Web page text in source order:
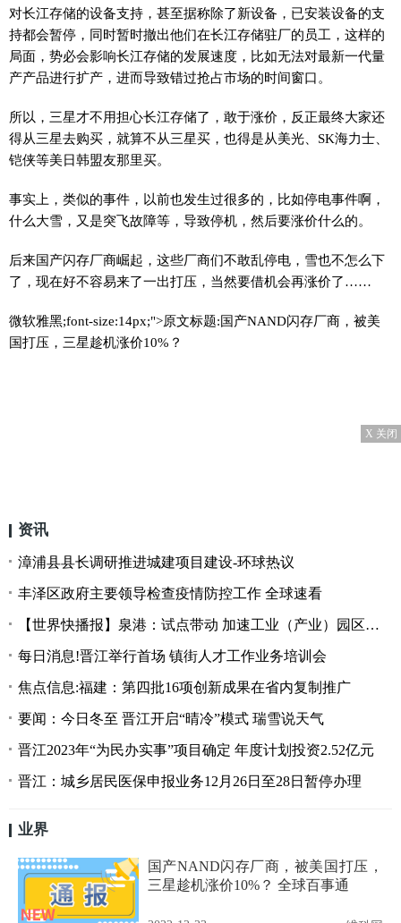
对长江存储的设备支持，甚至据称除了新设备，已安装设备的支
持都会暂停，同时暂时撤出他们在长江存储驻厂的员工，这样的
局面，势必会影响长江存储的发展速度，比如无法对最新一代量
产产品进行扩产，进而导致错过抢占市场的时间窗口。
所以，三星才不用担心长江存储了，敢于涨价，反正最终大家还
得从三星去购买，就算不从三星买，也得是从美光、SK海力士、
铠侠等美日韩盟友那里买。
事实上，类似的事件，以前也发生过很多的，比如停电事件啊，
什么大雪，又是突飞故障等，导致停机，然后要涨价什么的。
后来国产闪存厂商崛起，这些厂商们不敢乱停电，雪也不怎么下
了，现在好不容易来了一出打压，当然要借机会再涨价了……
微软雅黑;font-size:14px;">原文标题:国产NAND闪存厂商，被美
国打压，三星趁机涨价10%？
X 关闭
资讯
漳浦县县长调研推进城建项目建设-环球热议
丰泽区政府主要领导检查疫情防控工作 全球速看
【世界快播报】泉港：试点带动 加速工业（产业）园区标准化建设
每日消息!晋江举行首场 镇街人才工作业务培训会
焦点信息:福建：第四批16项创新成果在省内复制推广
要闻：今日冬至 晋江开启“晴冷”模式 瑞雪说天气
晋江2023年“为民办实事”项目确定 年度计划投资2.52亿元
晋江：城乡居民医保申报业务12月26日至28日暂停办理
业界
国产NAND闪存厂商，被美国打压，
三星趁机涨价10%？ 全球百事通